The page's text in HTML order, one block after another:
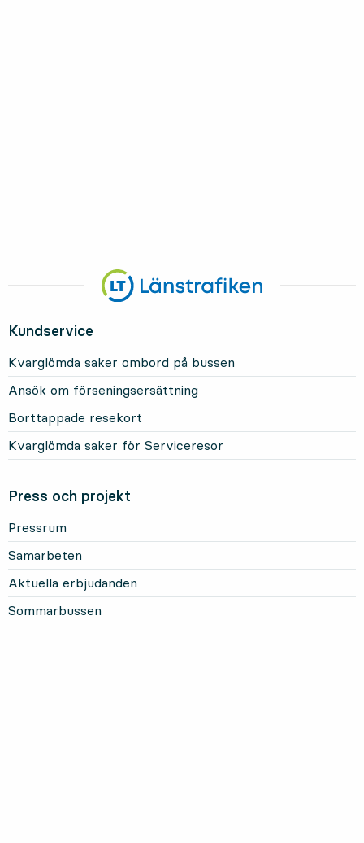
Kundservice
Kvarglömda saker ombord på bussen
Ansök om förseningsersättning
Borttappade resekort
Kvarglömda saker för Serviceresor
Press och projekt
Pressrum
Samarbeten
Aktuella erbjudanden
Sommarbussen